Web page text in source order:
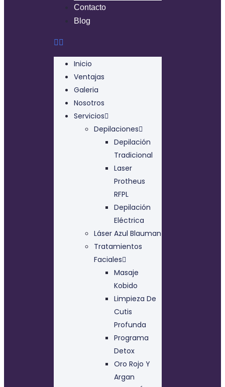
Contacto
Blog
Inicio
Ventajas
Galeria
Nosotros
Servicios
Depilaciones
Depilación
Tradicional
Laser
Protheus
RFPL
Depilación
Eléctrica
Láser Azul Blauman
Tratamientos
Faciales
Masaje
Kobido
Limpieza De
Cutis
Profunda
Programa
Detox
Oro Rojo Y
Argan